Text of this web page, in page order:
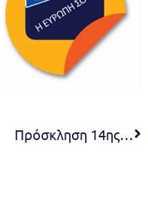
Πρόσκληση 14ης Τακτικής Συνεδρίασης Συμβουλίου της Κοινότητας Μελισσίων του Δήμου Πεντέλης